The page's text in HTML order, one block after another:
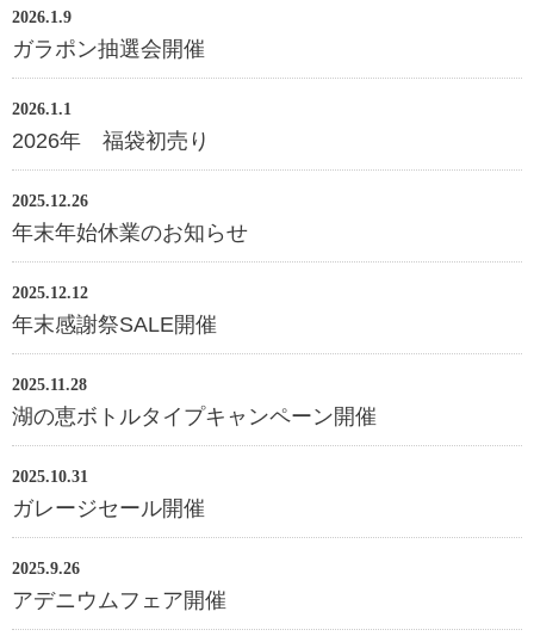
2026.1.9
ガラポン抽選会開催
2026.1.1
2026年 福袋初売り
2025.12.26
年末年始休業のお知らせ
2025.12.12
年末感謝祭SALE開催
2025.11.28
湖の恵ボトルタイプキャンペーン開催
2025.10.31
ガレージセール開催
2025.9.26
アデニウムフェア開催